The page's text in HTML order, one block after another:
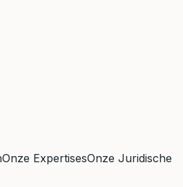
Onze ExpertisesOnze Juridische